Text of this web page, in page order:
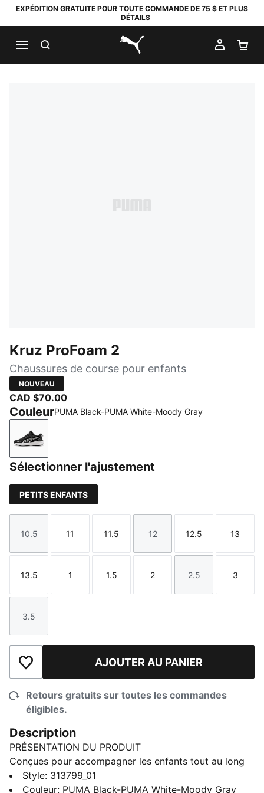
EXPÉDITION GRATUITE POUR TOUTE COMMANDE DE 75 $ ET PLUS
DÉTAILS
PUMA.com
MON
Kruz ProFoam 2
Chaussures de course pour enfants
NOUVEAU
CAD $70.00
CouleurPUMA Black-PUMA White-Moody Gray
PUMA Black-PUMA White-Moody Gray
Sélectionner l'ajustement
PETITS ENFANTS
Taille
10.5
Taille
11
Taille
11.5
Taille
12
Taille
12.5
Taille
13
Taille
13.5
Taille
1
Taille
1.5
Taille
2
Taille
2.5
Taille
3
Taille
3.5
Ajouter à la liste de souhaits
AJOUTER AU PANIER
Retours gratuits sur toutes les commandes
éligibles.
Description
PRÉSENTATION DU PRODUIT
Conçues pour accompagner les enfants tout au long
de la journée, les chaussures de course Kruz ProFoam
2 leur permettent de rester au frais grâce à leur tige
Style: 313799_01
Couleur: PUMA Black-PUMA White-Moody Gray